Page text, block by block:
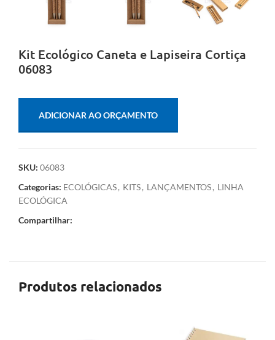
Kit Ecológico Caneta e Lapiseira Cortiça
06083
ADICIONAR AO ORÇAMENTO
SKU: 06083
Categorias: ECOLÓGICAS, KITS, LANÇAMENTOS, LINHA
ECOLÓGICA
Compartilhar:
Produtos relacionados